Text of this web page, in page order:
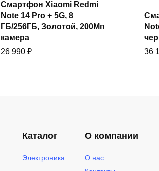
Купить
Смартфон Xiaomi Redmi
Note 14 Pro + 5G, 8
ГБ/256ГБ, Золотой, 200Мп
камера
26 990 ₽
36
Смартфон Xiaomi Redmi
Note 14 Pro 4G 8/256 ГБ,
Каталог
Электроника
О компании
О нас